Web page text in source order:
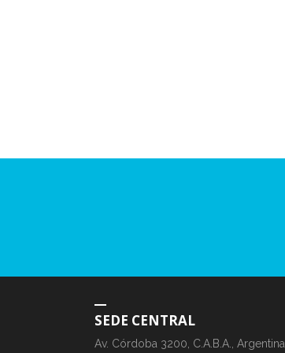
SEDE CENTRAL
Av. Córdoba 3200, C.A.B.A., Argentina